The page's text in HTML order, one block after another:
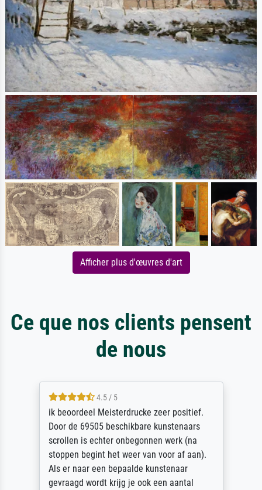
Afficher plus d'œuvres d'art
Ce que nos clients pensent
de nous
4.5 / 5
ik beoordeel Meisterdrucke zeer positief.
Door de 69505 beschikbare kunstenaars
scrollen is echter onbegonnen werk (na
stoppen begint het weer van voor af aan).
Als er naar een bepaalde kunstenaar
gevraagd wordt krijg je ook een aantal